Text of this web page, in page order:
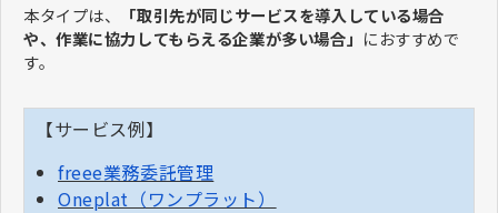
本タイプは、
「取引先が同じサービスを導入している場合
や、作業に協力してもらえる企業が多い場合」 におすすめで
す。
【サービス例】
freee業務委託管理
Oneplat（ワンプラット）